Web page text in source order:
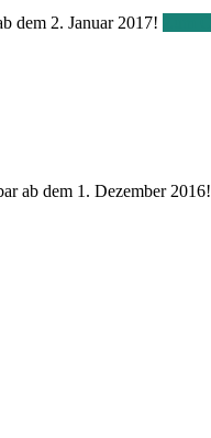
dem 2. Januar 2017!
ab dem 1. Dezember 2016!